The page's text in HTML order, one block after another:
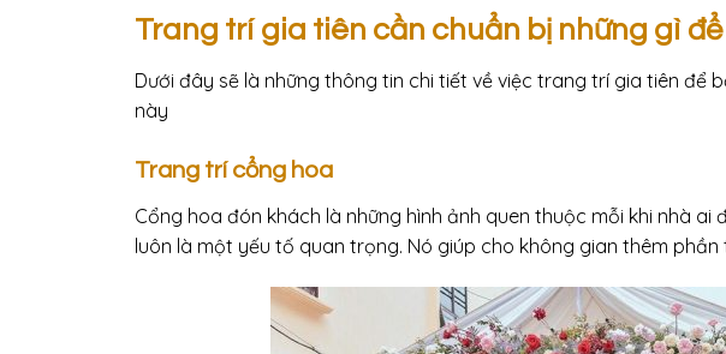
Trang trí gia tiên cần chuẩn bị những gì
Dưới đây sẽ là những thông tin chi tiết về việc trang trí gia tiên để
này
Trang trí cổng hoa
Cổng hoa đón khách là những hình ảnh quen thuộc mỗi khi nhà
luôn là một yếu tố quan trọng. Nó giúp cho không gian thêm